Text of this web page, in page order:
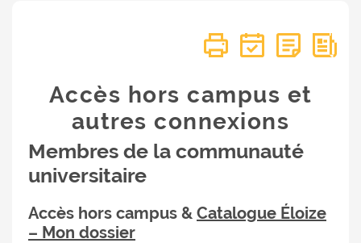
Accès hors campus et
autres connexions
Membres de la communauté
universitaire
Accès hors campus & Catalogue Éloize
– Mon dossier